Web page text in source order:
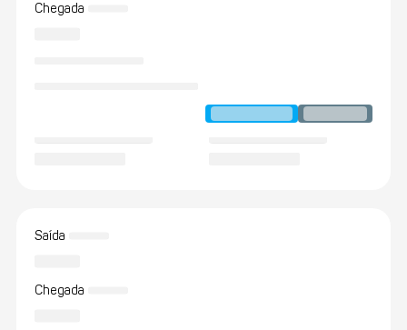
Chegada
Saída
Chegada